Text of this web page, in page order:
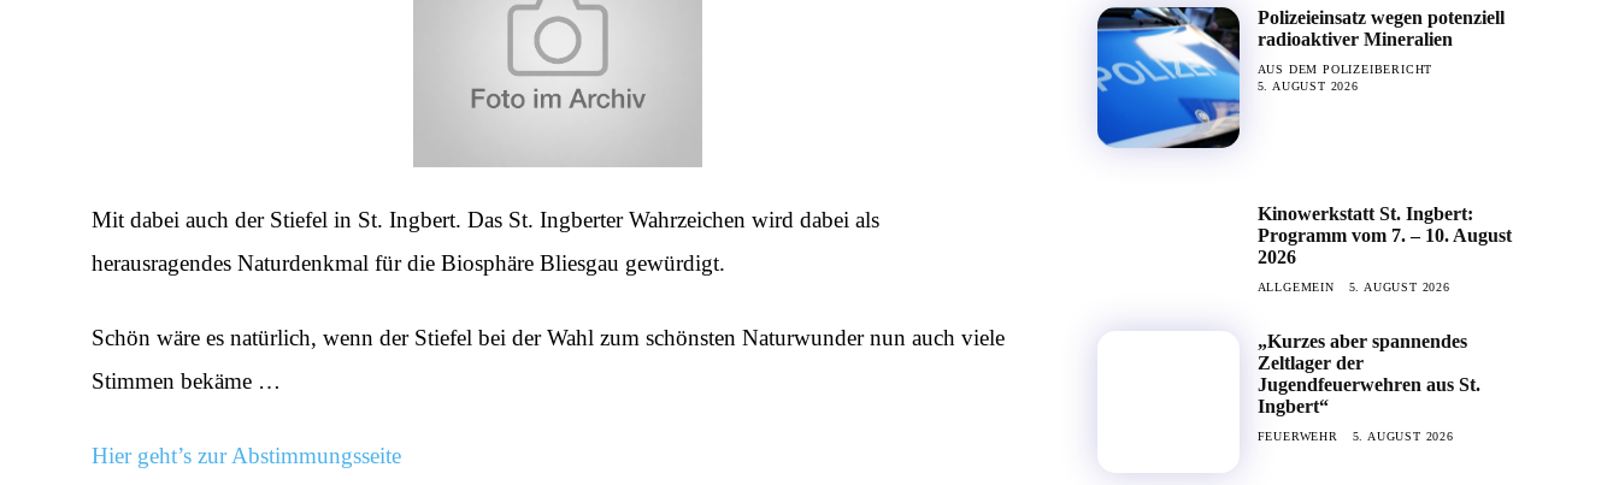
Mit dabei auch der Stiefel in St. Ingbert. Das St. Ingberter Wahrzeichen wird dabei als
herausragendes Naturdenkmal für die Biosphäre Bliesgau gewürdigt.
Schön wäre es natürlich, wenn der Stiefel bei der Wahl zum schönsten Naturwunder nun auch viele
Stimmen bekäme …
Hier geht’s zur Abstimmungsseite
Polizeieinsatz wegen potenziell
radioaktiver Mineralien
AUS DEM POLIZEIBERICHT
5. AUGUST 2026
Kinowerkstatt St. Ingbert:
Programm vom 7. – 10. August
2026
ALLGEMEIN 5. AUGUST 2026
„Kurzes aber spannendes
Zeltlager der
Jugendfeuerwehren aus St.
Ingbert“
FEUERWEHR 5. AUGUST 2026